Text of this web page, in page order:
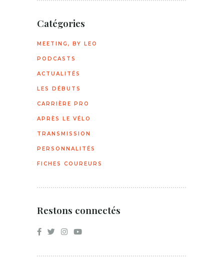
Catégories
MEETING, BY LEO
PODCASTS
ACTUALITÉS
LES DÉBUTS
CARRIÈRE PRO
APRÈS LE VÉLO
TRANSMISSION
PERSONNALITÉS
FICHES COUREURS
Restons connectés